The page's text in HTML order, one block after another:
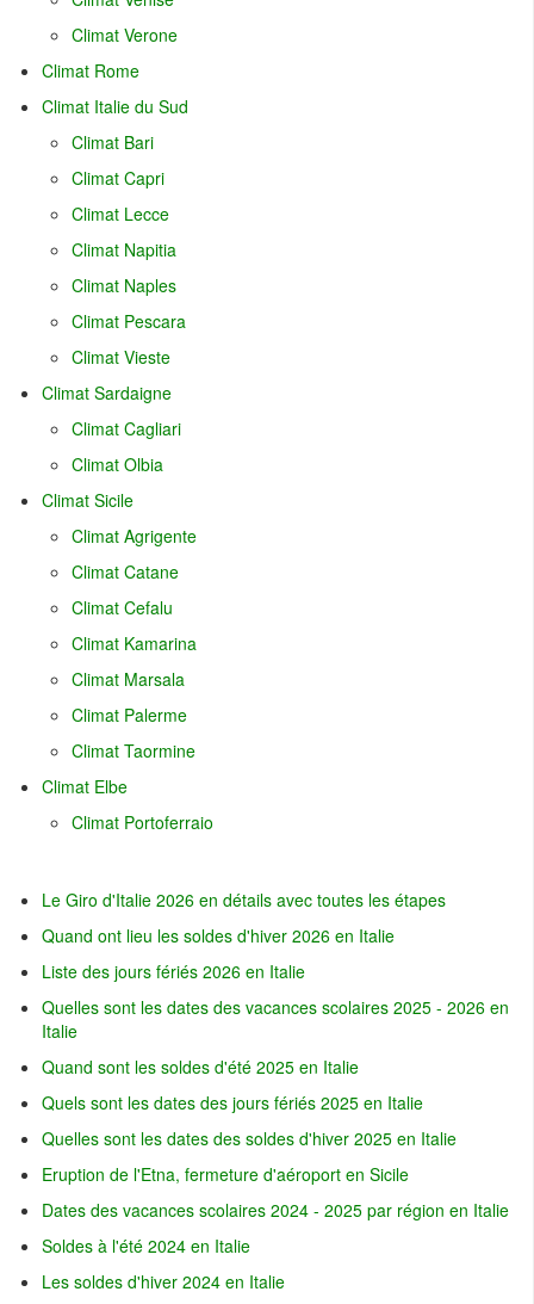
Climat Verone
Climat Rome
Climat Italie du Sud
Climat Bari
Climat Capri
Climat Lecce
Climat Napitia
Climat Naples
Climat Pescara
Climat Vieste
Climat Sardaigne
Climat Cagliari
Climat Olbia
Climat Sicile
Climat Agrigente
Climat Catane
Climat Cefalu
Climat Kamarina
Climat Marsala
Climat Palerme
Climat Taormine
Climat Elbe
Climat Portoferraio
Le Giro d'Italie 2026 en détails avec toutes les étapes
Quand ont lieu les soldes d'hiver 2026 en Italie
Liste des jours fériés 2026 en Italie
Quelles sont les dates des vacances scolaires 2025 - 2026 en
Italie
Quand sont les soldes d'été 2025 en Italie
Quels sont les dates des jours fériés 2025 en Italie
Quelles sont les dates des soldes d'hiver 2025 en Italie
Eruption de l'Etna, fermeture d'aéroport en Sicile
Dates des vacances scolaires 2024 - 2025 par région en Italie
Soldes à l'été 2024 en Italie
Les soldes d'hiver 2024 en Italie